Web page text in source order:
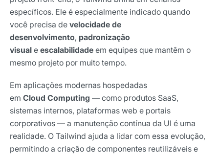
específicos. Ele é especialmente indicado quando
você precisa de velocidade de
desenvolvimento, padronização
visual e escalabilidade em equipes que mantêm o
mesmo projeto por muito tempo.
Em aplicações modernas hospedadas
em Cloud Computing — como produtos SaaS,
sistemas internos, plataformas web e portais
corporativos — a manutenção contínua da UI é uma
realidade. O Tailwind ajuda a lidar com essa evolução,
permitindo a criação de componentes reutilizáveis e
Nome
E-mail
Selecione sua área de atuação
*Ao assinar nossa newsletter, você concorda em receber
nossas comunicações e está de acordo com as nossas
Políticas de Privacidade